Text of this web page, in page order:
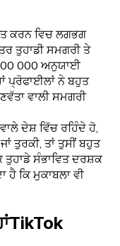
ਕਰਨ ਵਿਚ ਲਗਭਗ
ਤੁਹਾਡੀ ਸਮਗਰੀ ਤੇ
000 ਅਨੁਯਾਈ
ਪ੍ਰੋਫਾਈਲਾਂ ਨੇ ਬਹੁਤ
ਵਾਲੀ ਸਮਗਰੀ
ਦੇਸ਼ ਵਿੱਚ ਰਹਿੰਦੇ ਹੋ,
ਤੁਰਕੀ, ਤਾਂ ਤੁਸੀਂ ਬਹੁਤ
ਤੁਹਾਡੇ ਸੰਭਾਵਿਤ ਦਰਸ਼ਕ
ਕਿ ਮੁਕਾਬਲਾ ਵੀ